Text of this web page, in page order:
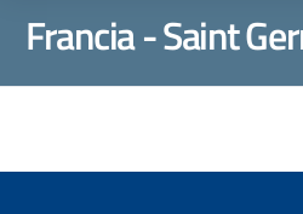
Francia - Saint